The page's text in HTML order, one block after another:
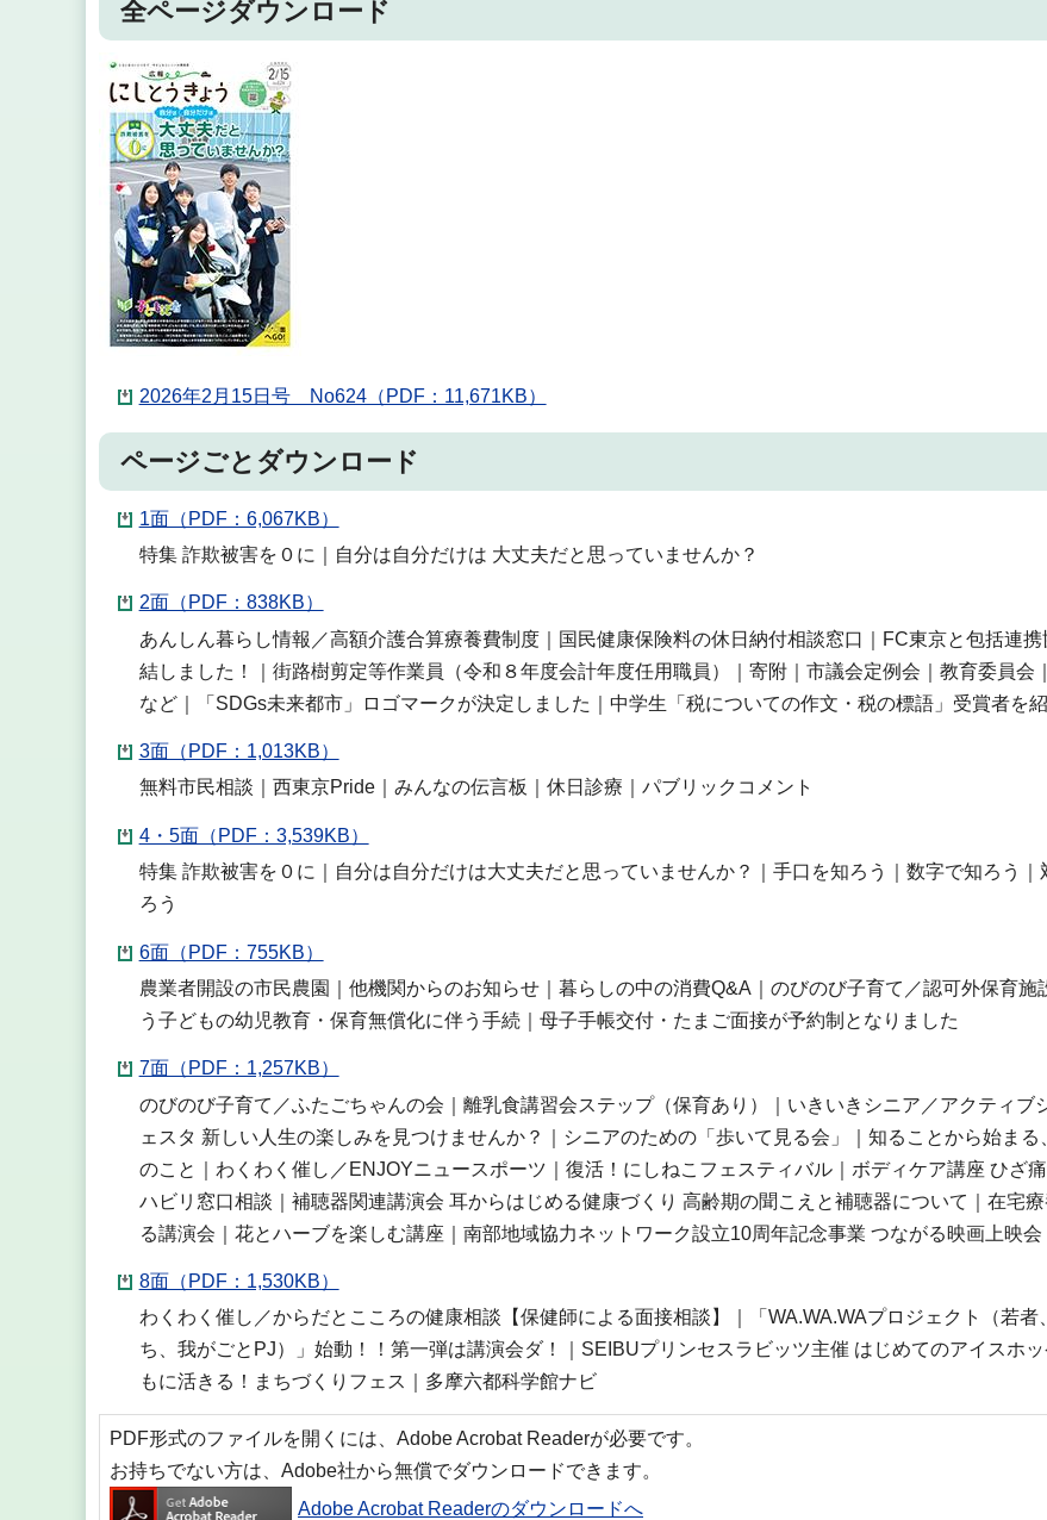
全ページダウンロード
2026年2月15日号 No624（PDF：11,671KB）
ページごとダウンロード
1面（PDF：6,067KB）
特集 詐欺被害を０に｜自分は自分だけは 大丈夫だと思っていませんか？
2面（PDF：838KB）
あんしん暮らし情報／高額介護合算療養費制度｜国民健康保険料の休日納付相談窓口｜FC東京と包括連携
結しました！｜街路樹剪定等作業員（令和８年度会計年度任用職員）｜寄附｜市議会定例会｜教育委員会
など｜「SDGs未来都市」ロゴマークが決定しました｜中学生「税についての作文・税の標語」受賞者を
3面（PDF：1,013KB）
無料市民相談｜西東京Pride｜みんなの伝言板｜休日診療｜パブリックコメント
4・5面（PDF：3,539KB）
特集 詐欺被害を０に｜自分は自分だけは大丈夫だと思っていませんか？｜手口を知ろう｜数字で知ろう｜
ろう
6面（PDF：755KB）
農業者開設の市民農園｜他機関からのお知らせ｜暮らしの中の消費Q&A｜のびのび子育て／認可外保育施
う子どもの幼児教育・保育無償化に伴う手続｜母子手帳交付・たまご面接が予約制となりました
7面（PDF：1,257KB）
のびのび子育て／ふたごちゃんの会｜離乳食講習会ステップ（保育あり）｜いきいきシニア／アクティブ
ェスタ 新しい人生の楽しみを見つけませんか？｜シニアのための「歩いて見る会」｜知ることから始まる
のこと｜わくわく催し／ENJOYニュースポーツ｜復活！にしねこフェスティバル｜ボディケア講座 ひざ
ハビリ窓口相談｜補聴器関連講演会 耳からはじめる健康づくり 高齢期の聞こえと補聴器について｜在宅
る講演会｜花とハーブを楽しむ講座｜南部地域協力ネットワーク設立10周年記念事業 つながる映画上映会
8面（PDF：1,530KB）
わくわく催し／からだとこころの健康相談【保健師による面接相談】｜「WA.WA.WAプロジェクト（若者
ち、我がごとPJ）」始動！！第一弾は講演会ダ！｜SEIBUプリンセスラビッツ主催 はじめてのアイスホッ
もに活きる！まちづくりフェス｜多摩六都科学館ナビ
PDF形式のファイルを開くには、Adobe Acrobat Readerが必要です。
お持ちでない方は、Adobe社から無償でダウンロードできます。
Adobe Acrobat Readerのダウンロードへ